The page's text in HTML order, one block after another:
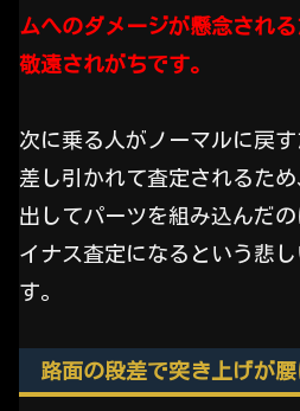
ムへのダメージが懸念され
敬遠されがちです。
次に乗る人がノーマルに戻
差し引かれて査定されるた
出してパーツを組み込んだ
イナス査定になるという悲
す。
路面の段差で突き上げが